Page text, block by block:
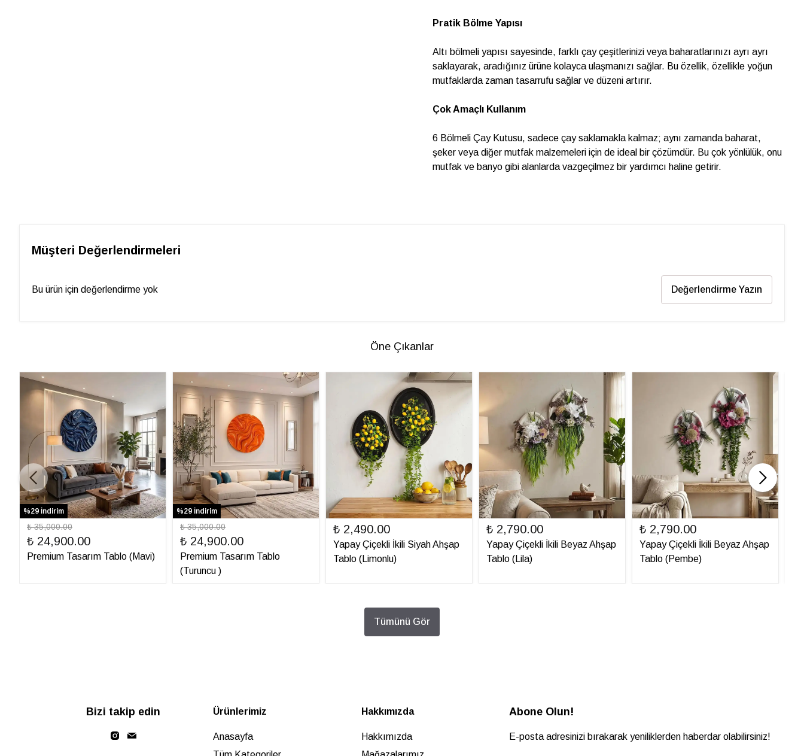
Pratik Bölme Yapısı
Altı bölmeli yapısı sayesinde, farklı çay çeşitlerinizi veya baharatlarınızı ayrı ayrı
saklayarak, aradığınız ürüne kolayca ulaşmanızı sağlar. Bu özellik, özellikle yoğun
mutfaklarda zaman tasarrufu sağlar ve düzeni artırır.
Çok Amaçlı Kullanım
6 Bölmeli Çay Kutusu, sadece çay saklamakla kalmaz; aynı zamanda baharat,
şeker veya diğer mutfak malzemeleri için de ideal bir çözümdür. Bu çok yönlülük, onu
mutfak ve banyo gibi alanlarda vazgeçilmez bir yardımcı haline getirir.
Müşteri Değerlendirmeleri
Bu ürün için değerlendirme yok Değerlendirme Yazın
Öne Çıkanlar
%29 İndirim
₺ 35,000.00
₺ 24,900.00
Premium Tasarım Tablo (Mavi)
%29 İndirim
₺ 35,000.00
₺ 24,900.00
Premium Tasarım Tablo
(Turuncu )
₺ 2,490.00
Yapay Çiçekli İkili Siyah Ahşap
Tablo (Limonlu)
₺ 2,790.00
Yapay Çiçekli İkili Beyaz Ahşap
Tablo (Lila)
₺ 2,790.00
Yapay Çiçekli İkili Beyaz Ahşap
Tablo (Pembe)
Tümünü Gör
Bizi takip edin Ürünlerimiz
Anasayfa
Hakkımızda
Hakkımızda
Abone Olun!
E-posta adresinizi bırakarak yeniliklerden haberdar olabilirsiniz!